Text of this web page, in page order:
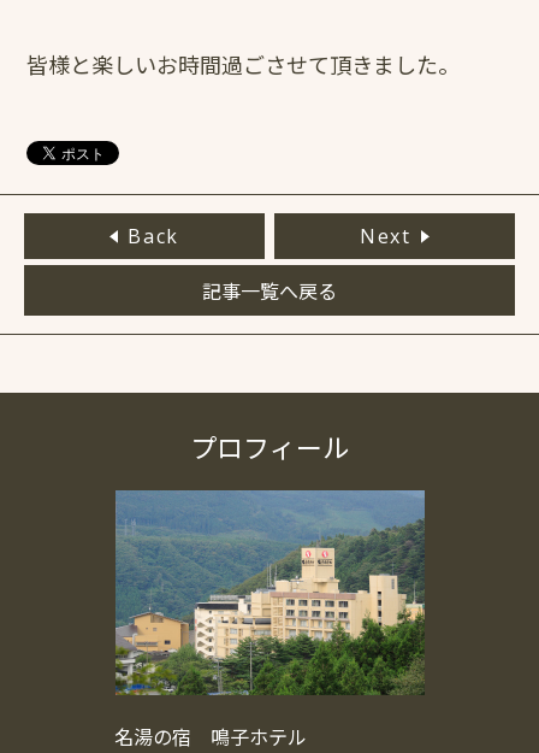
皆様と楽しいお時間過ごさせて頂きました。
Back Next
記事一覧へ戻る
プロフィール
名湯の宿 鳴子ホテル